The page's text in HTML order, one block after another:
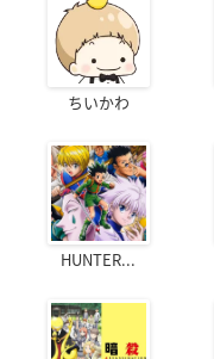
ちいかわ
HUNTER...